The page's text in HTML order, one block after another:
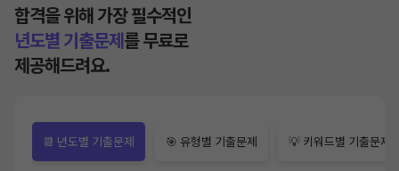
합격을 위해 가장 필수적인
년도별 기출문제를 무료로
제공해드려요.
📆 년도별 기출문제 🎯 유형별 기출문제 💡 키워드별 기출문제